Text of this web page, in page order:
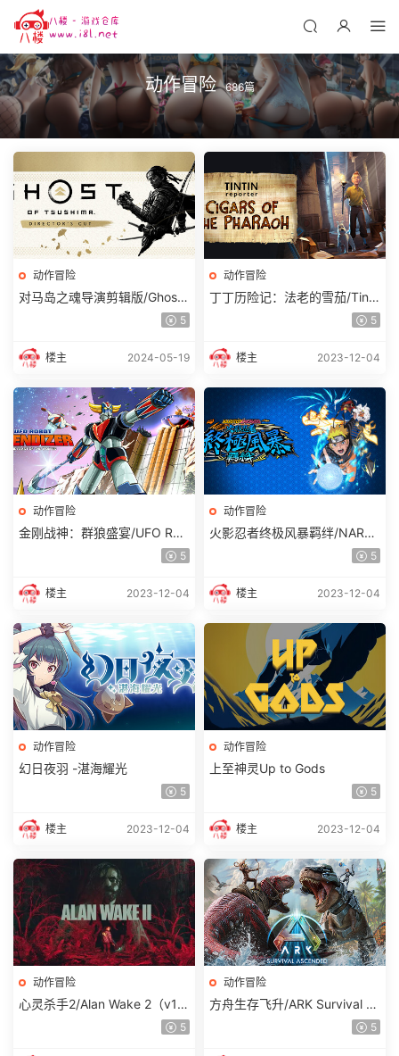
动作冒险 686篇
动作冒险
对马岛之魂导演剪辑版/Ghost
5
楼主 2024-05-19
动作冒险
丁丁历险记：法老的雪茄/Tinti
n Reporter – Cigars of the Ph
5
楼主 2023-12-04
动作冒险
金刚战神：群狼盛宴/UFO RO
BOT GRENDIZER – The Feast
5
楼主 2023-12-04
动作冒险
火影忍者终极风暴羁绊/NARU
5
楼主 2023-12-04
动作冒险
幻日夜羽 -湛海耀光
5
楼主 2023-12-04
动作冒险
上至神灵Up to Gods
5
楼主 2023-12-04
动作冒险
心灵杀手2/Alan Wake 2（v1.
5
动作冒险
方舟生存飞升/ARK Survival As
5